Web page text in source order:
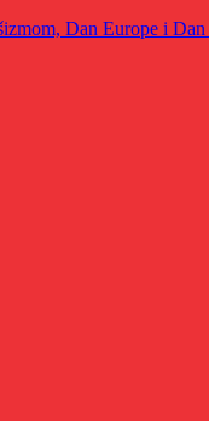
Dan Europe i